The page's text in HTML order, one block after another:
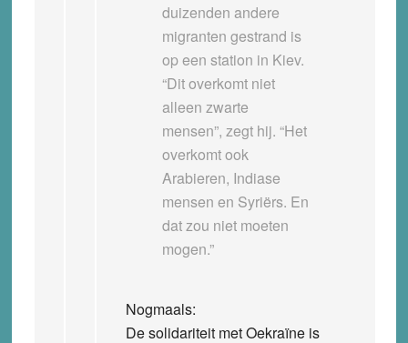
duizenden andere
migranten gestrand is
op een station in Kiev.
“Dit overkomt niet
alleen zwarte
mensen”, zegt hij. “Het
overkomt ook
Arabieren, Indiase
mensen en Syriërs. En
dat zou niet moeten
mogen.”
Nogmaals:
De solidariteit met Oekraïne is